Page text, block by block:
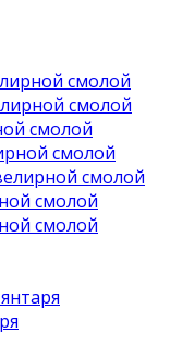
смолой
смолой
смолой
смолой
смолой
смолой
смолой